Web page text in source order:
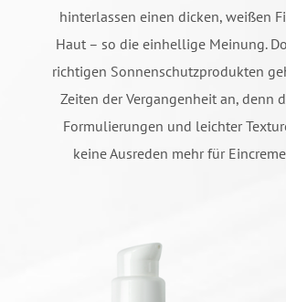
hinterlassen einen dicken, weißen
Haut – so die einhellige Meinung.
richtigen Sonnenschutzprodukten
Zeiten der Vergangenheit an, denn
Formulierungen und leichter
keine Ausreden mehr für